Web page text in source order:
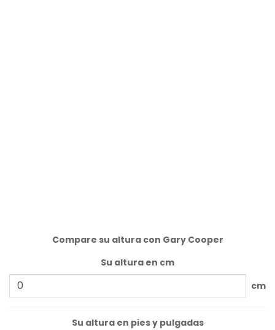
Compare su altura con Gary Cooper
Su altura en cm
cm
Su altura en pies y pulgadas